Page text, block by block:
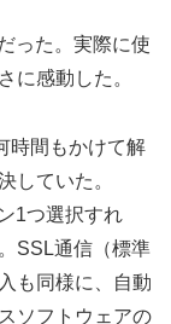
った。実際に使
に感動した。
時間もかけて解
していた。
1つ選択すれ
SSL通信（標準
も同様に、自動
ソフトウェアの